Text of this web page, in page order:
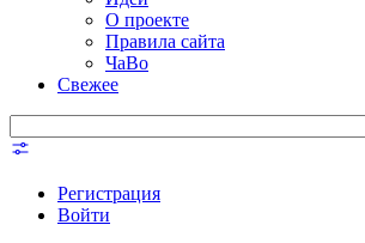
О проекте
Правила сайта
ЧаВо
Свежее
Регистрация
Войти